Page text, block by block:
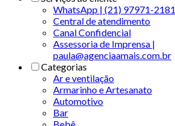
WhatsApp | (21) 97971-2181
Central de atendimento
Canal Confidencial
Assessoria de Imprensa |
paula@agenciaamais.com.br
Categorias
Ar e ventilação
Armarinho e Artesanato
Automotivo
Bar